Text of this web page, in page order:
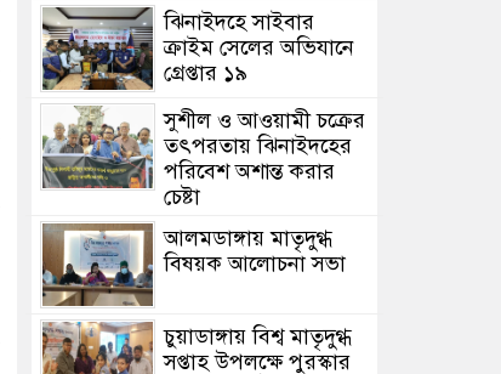
ঝিনাইদহে সাইবার
ক্রাইম সেলের অভিযানে
গ্রেপ্তার ১৯
সুশীল ও আওয়ামী চক্রের
তৎপরতায় ঝিনাইদহের
পরিবেশ অশান্ত করার
চেষ্টা
আলমডাঙ্গায় মাতৃদুগ্ধ
বিষয়ক আলোচনা সভা
চুয়াডাঙ্গায় বিশ্ব মাতৃদুগ্ধ
সপ্তাহ উপলক্ষে পুরস্কার